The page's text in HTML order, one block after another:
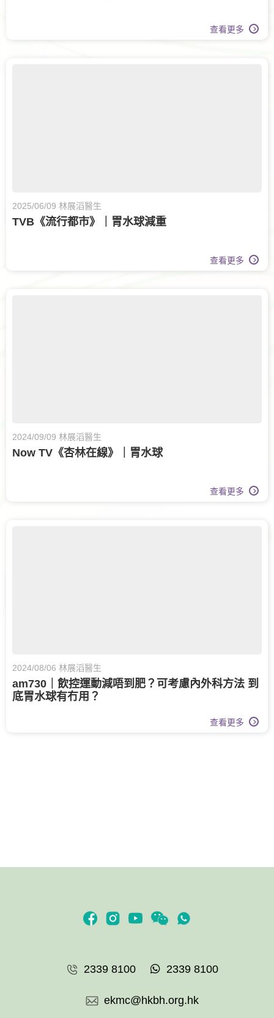
查看更多
2025/06/09 林展滔醫生
TVB《流行都市》｜胃水球減重
查看更多
2024/09/09 林展滔醫生
Now TV《杏林在線》｜胃水球
查看更多
2024/08/06 林展滔醫生
am730｜飲控運動減唔到肥？可考慮內外科方法 到
底胃水球有冇用？
查看更多
2339 8100 2339 8100
ekmc@hkbh.org.hk